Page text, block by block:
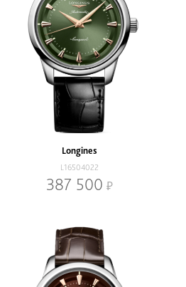
Longines
L16504022
387 500